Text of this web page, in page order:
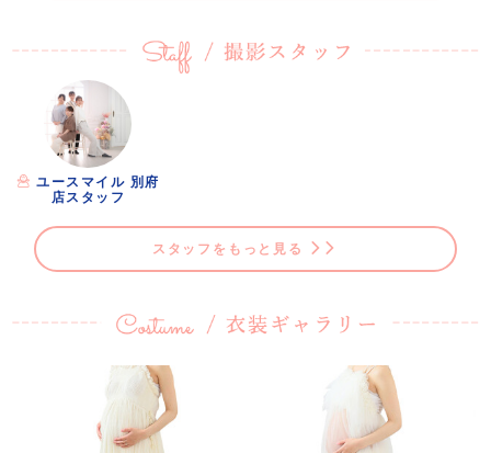
ユースマイル 別府
店スタッフ
スタッフをもっと見る